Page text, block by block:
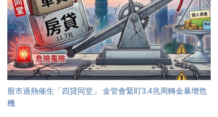
股市過熱催生「四貸同堂」 金管會緊盯3.4兆周轉金暴增危
機